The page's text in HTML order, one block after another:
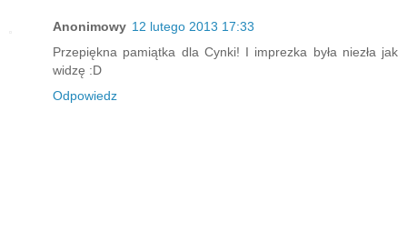
Anonimowy 12 lutego 2013 17:33
Przepiękna pamiątka dla Cynki! I imprezka była niezła jak
widzę :D
Odpowiedz